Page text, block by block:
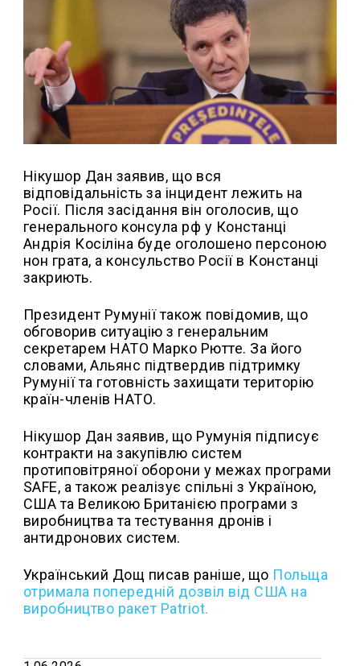
Нікушор Дан заявив, що вся
відповідальність за інцидент лежить на
Росії. Після засідання він оголосив, що
генерального консула рф у Констанці
Андрія Косіліна буде оголошено персоною
нон грата, а консульство Росії в Констанці
закриють.
Президент Румунії також повідомив, що
обговорив ситуацію з генеральним
секретарем НАТО Марко Рютте. За його
словами, Альянс підтвердив підтримку
Румунії та готовність захищати територію
країн-членів НАТО.
Нікушор Дан заявив, що Румунія підписує
контракти на закупівлю систем
протиповітряної оборони у межах програми
SAFE, а також реалізує спільні з Україною,
США та Великою Британією програми з
виробництва та тестування дронів і
антидронових систем.
Український Дощ писав раніше, що Польща
отримала попередній дозвіл від США на
виробництво ракет Patriot.